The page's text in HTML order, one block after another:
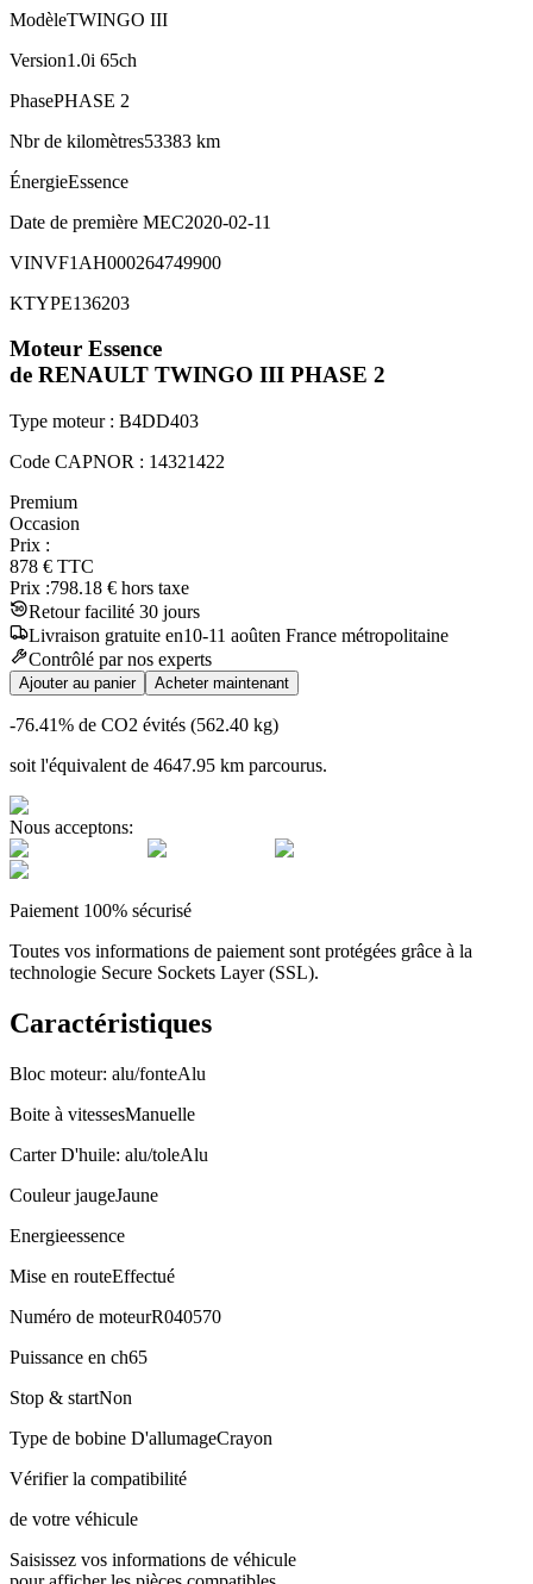
ModèleTWINGO III
Version1.0i 65ch
PhasePHASE 2
Nbr de kilomètres53383 km
ÉnergieEssence
Date de première MEC2020-02-11
VINVF1AH000264749900
KTYPE136203
Moteur Essence
de RENAULT TWINGO III PHASE 2
Type moteur : B4DD403
Code CAPNOR : 14321422
Premium
Occasion
Prix :
878 € TTC
Prix :798.18 € hors taxe
Retour facilité 30 jours
Livraison gratuite en10-11 aoûten France métropolitaine
Contrôlé par nos experts
Ajouter au panier Acheter maintenant
-76.41% de CO2 évités (562.40 kg)
soit l'équivalent de 4647.95 km parcourus.
Nous acceptons:
Paiement 100% sécurisé
Toutes vos informations de paiement sont protégées grâce à la
technologie Secure Sockets Layer (SSL).
Caractéristiques
Bloc moteur: alu/fonteAlu
Boite à vitessesManuelle
Carter D'huile: alu/toleAlu
Couleur jaugeJaune
Energieessence
Mise en routeEffectué
Numéro de moteurR040570
Puissance en ch65
Stop & startNon
Type de bobine D'allumageCrayon
Vérifier la compatibilité
de votre véhicule
Saisissez vos informations de véhicule